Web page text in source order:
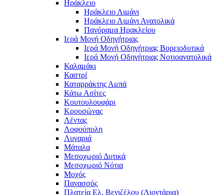
Ηράκλειο
Ηράκλειο Λιμάνι
Ηράκλειο Λιμάνι Ανατολικά
Πανόραμα Ηρακλείου
Ιερά Μονή Οδηγήτριας
Ιερά Μονή Οδηγήτριας Βορειοδυτικά
Ιερά Μονή Οδηγήτριας Νοτιοανατολικά
Καλαμάκι
Καστρί
Καταρράκτης Αμπά
Κάτω Ασίτες
Κουτουλουφάρι
Κρουσώνας
Λέντας
Λοφούπολη
Λυγαριά
Μάταλα
Μεσοχωριό Δυτικά
Μεσοχωριό Νότια
Μοχός
Πανασσός
Πλατεία Ελ. Βενιζέλου (Λιοντάρια)